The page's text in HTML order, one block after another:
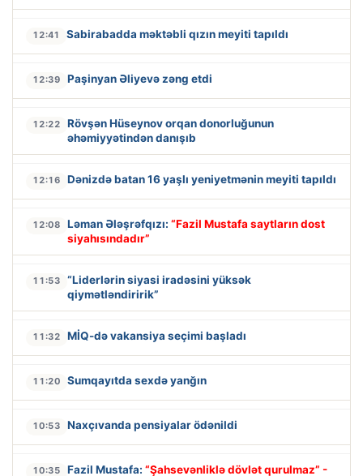
12:41 Sabirabadda məktəbli qızın meyiti tapıldı
12:39 Paşinyan Əliyevə zəng etdi
12:22
Rövşən Hüseynov orqan donorluğunun
əhəmiyyətindən danışıb
12:16 Dənizdə batan 16 yaşlı yeniyetmənin meyiti tapıldı
12:08 Ləman Ələşrəfqızı: “Fazil Mustafa saytların dost
siyahısındadır”
11:53
“Liderlərin siyasi iradəsini yüksək
qiymətləndiririk”
11:32 MİQ-də vakansiya seçimi başladı
11:20 Sumqayıtda sexdə yanğın
10:53 Naxçıvanda pensiyalar ödənildi
10:35 Fazil Mustafa: “Şahsevənliklə dövlət qurulmaz” -